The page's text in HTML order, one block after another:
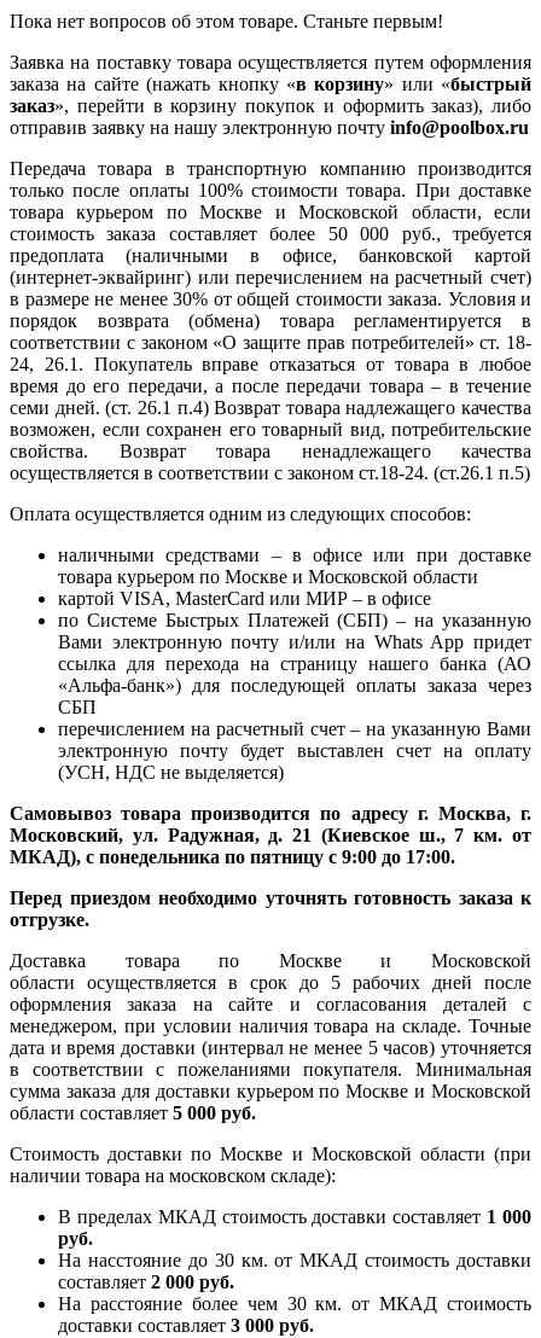
Пока нет вопросов об этом товаре. Станьте первым!
Заявка на поставку товара осуществляется путем оформления
заказа на сайте (нажать кнопку «в корзину» или «быстрый
заказ», перейти в корзину покупок и оформить заказ), либо
отправив заявку на нашу электронную почту info@poolbox.ru
Передача товара в транспортную компанию производится
только после оплаты 100% стоимости товара. При доставке
товара курьером по Москве и Московской области, если
стоимость заказа составляет более 50 000 руб., требуется
предоплата (наличными в офисе, банковской картой
(интернет-эквайринг) или перечислением на расчетный счет)
в размере не менее 30% от общей стоимости заказа. Условия и
порядок возврата (обмена) товара регламентируется в
соответствии с законом «О защите прав потребителей» ст. 18-
24, 26.1. Покупатель вправе отказаться от товара в любое
время до его передачи, а после передачи товара – в течение
семи дней. (ст. 26.1 п.4) Возврат товара надлежащего качества
возможен, если сохранен его товарный вид, потребительские
свойства. Возврат товара ненадлежащего качества
осуществляется в соответствии с законом ст.18-24. (ст.26.1 п.5)
Оплата осуществляется одним из следующих способов:
наличными средствами – в офисе или при доставке
товара курьером по Москве и Московской области
картой VISA, MasterCard или МИР – в офисе
по Системе Быстрых Платежей (СБП) – на указанную
Вами электронную почту и/или на Whats App придет
ссылка для перехода на страницу нашего банка (АО
«Альфа-банк») для последующей оплаты заказа через
СБП
перечислением на расчетный счет – на указанную Вами
электронную почту будет выставлен счет на оплату
(УСН, НДС не выделяется)
Самовывоз товара производится по адресу г. Москва, г.
Московский, ул. Радужная, д. 21 (Киевское ш., 7 км. от
МКАД), с понедельника по пятницу с 9:00 до 17:00.
Перед приездом необходимо уточнять готовность заказа к
отгрузке.
Доставка товара по Москве и Московской
области осуществляется в срок до 5 рабочих дней после
оформления заказа на сайте и согласования деталей с
менеджером, при условии наличия товара на складе. Точные
дата и время доставки (интервал не менее 5 часов) уточняется
в соответствии с пожеланиями покупателя. Минимальная
сумма заказа для доставки курьером по Москве и Московской
области составляет 5 000 руб.
Стоимость доставки по Москве и Московской области (при
наличии товара на московском складе):
В пределах МКАД стоимость доставки составляет 1 000
руб.
На насcтояние до 30 км. от МКАД стоимость доставки
составляет 2 000 руб.
На расстояние более чем 30 км. от МКАД стоимость
доставки составляет 3 000 руб.